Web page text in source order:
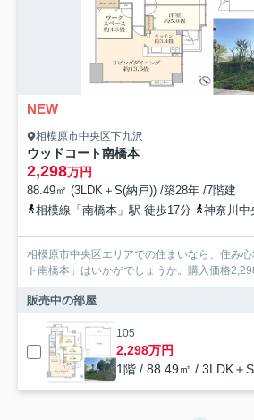
NEW
相模原市中央区下九沢
ウッドコート南橋本
2,298万円
88.49㎡ (3LDK＋S(納戸)) /築28年 /7階建
相模線「南橋本」駅 徒歩17分
神奈川中央交通「
相模原市中央区エリアでの住まいなら、住み
ト南橋本」はいかがでしょうか。購入価格
販売中の部屋
105
2,298万円
1階 / 88.49㎡ / 3LDK＋